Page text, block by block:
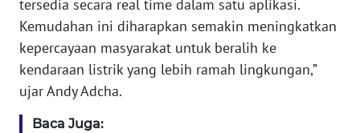
tersedia secara real time dalam satu aplikasi.
Kemudahan ini diharapkan semakin meningkatkan
kepercayaan masyarakat untuk beralih ke
kendaraan listrik yang lebih ramah lingkungan,”
ujar Andy Adcha.
Baca Juga:
SULTRA
WN